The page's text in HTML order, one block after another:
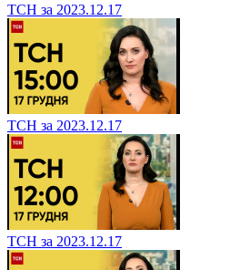
ТСН за 2023.12.17
ТСН за 2023.12.17
ТСН за 2023.12.17